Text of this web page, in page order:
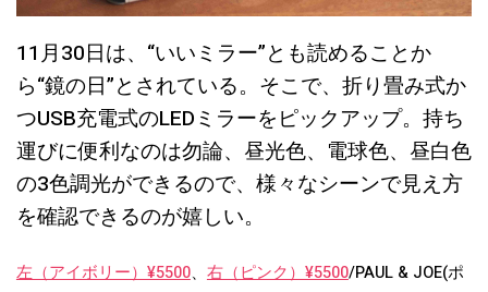
11月30日は、“いいミラー”とも読めることか
ら“鏡の日”とされている。そこで、折り畳み式か
つUSB充電式のLEDミラーをピックアップ。持ち
運びに便利なのは勿論、昼光色、電球色、昼白色
の3色調光ができるので、様々なシーンで見え方
を確認できるのが嬉しい。
左（アイボリー）¥5500、 右（ピンク）¥5500/PAUL & JOE(ポ